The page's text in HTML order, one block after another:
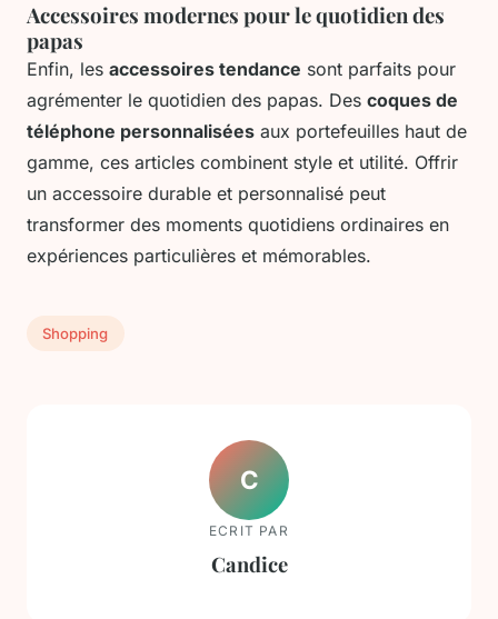
Accessoires modernes pour le quotidien des
papas
Enfin, les accessoires tendance sont parfaits pour
agrémenter le quotidien des papas. Des coques de
téléphone personnalisées aux portefeuilles haut de
gamme, ces articles combinent style et utilité. Offrir
un accessoire durable et personnalisé peut
transformer des moments quotidiens ordinaires en
expériences particulières et mémorables.
Shopping
C
ECRIT PAR
Candice